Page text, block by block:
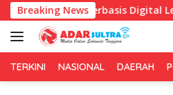
Langsung
ke
konten
Breaking News
Digital Lewat KKN
TERKINI NASIONAL DAERAH